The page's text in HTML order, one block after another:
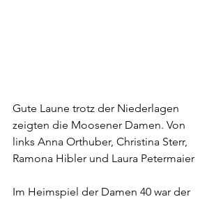
Gute Laune trotz der Niederlagen
zeigten die Moosener Damen. Von
links Anna Orthuber, Christina Sterr,
Ramona Hibler und Laura Petermaier
Im Heimspiel der Damen 40 war der